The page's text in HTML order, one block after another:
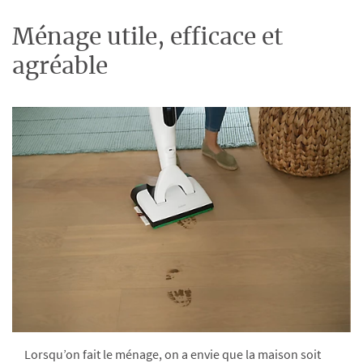
Ménage utile, efficace et
agréable
Lorsqu’on fait le ménage, on a envie que la maison soit